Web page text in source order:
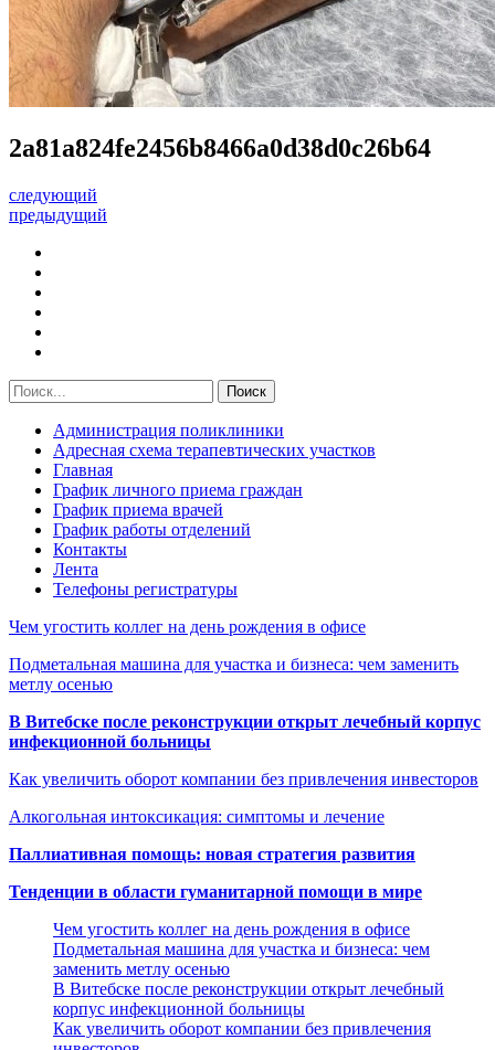
2a81a824fe2456b8466a0d38d0c26b64
следующий
предыдущий
Администрация поликлиники
Адресная схема терапевтических участков
Главная
График личного приема граждан
График приема врачей
График работы отделений
Контакты
Лента
Телефоны регистратуры
Чем угостить коллег на день рождения в офисе
Подметальная машина для участка и бизнеса: чем заменить
метлу осенью
В Витебске после реконструкции открыт лечебный корпус
инфекционной больницы
Как увеличить оборот компании без привлечения инвесторов
Алкогольная интоксикация: симптомы и лечение
Паллиативная помощь: новая стратегия развития
Тенденции в области гуманитарной помощи в мире
Чем угостить коллег на день рождения в офисе
Подметальная машина для участка и бизнеса: чем
заменить метлу осенью
В Витебске после реконструкции открыт лечебный
корпус инфекционной больницы
Как увеличить оборот компании без привлечения